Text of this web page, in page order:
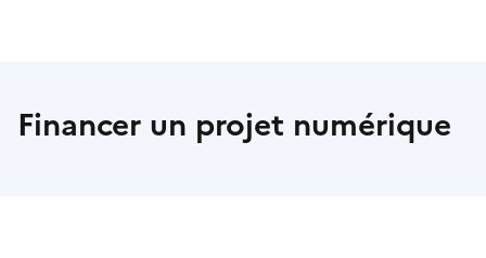
Financer un projet numérique